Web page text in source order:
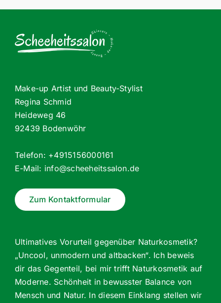
Make-up Artist und Beauty-Stylist
Regina Schmid
Heideweg 46
92439 Bodenwöhr
Telefon: +4915156000161
E-Mail: info@scheeheitssalon.de
Zum Kontaktformular
Ultimatives Vorurteil gegenüber Naturkosmetik?
„Uncool, unmodern und altbacken“. Ich beweis
dir das Gegenteil, bei mir trifft Naturkosmetik auf
Moderne. Schönheit in bewusster Balance von
Mensch und Natur. In diesem Einklang stellen wir